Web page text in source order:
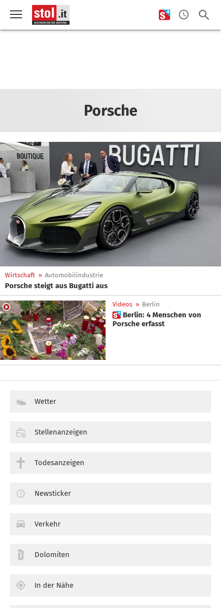
Porsche
Wirtschaft » Automobilindustrie
Porsche steigt aus Bugatti aus
Videos » Berlin
 Berlin: 4 Menschen von
Porsche erfasst
Wetter
Stellenanzeigen
Todesanzeigen
Newsticker
Verkehr
Dolomiten
In der Nähe